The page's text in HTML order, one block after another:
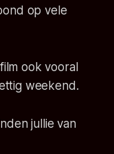
op vele
ook vooral
weekend.
jullie van